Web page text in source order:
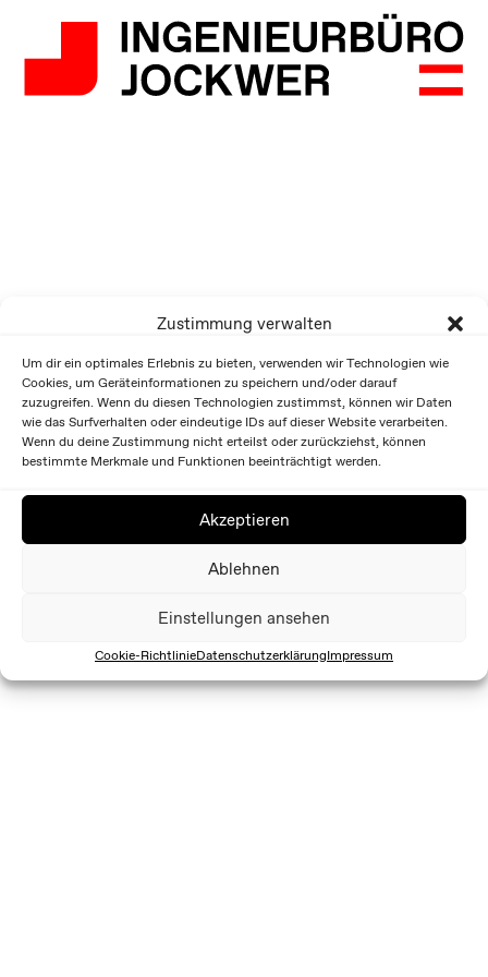
Zustimmung verwalten
Um dir ein optimales Erlebnis zu bieten, verwenden wir Technologien wie
Cookies, um Geräteinformationen zu speichern und/oder darauf
zuzugreifen. Wenn du diesen Technologien zustimmst, können wir Daten
wie das Surfverhalten oder eindeutige IDs auf dieser Website verarbeiten.
Wenn du deine Zustimmung nicht erteilst oder zurückziehst, können
bestimmte Merkmale und Funktionen beeinträchtigt werden.
Akzeptieren
Ablehnen
Einstellungen ansehen
Cookie-RichtlinieDatenschutzerklärungImpressum